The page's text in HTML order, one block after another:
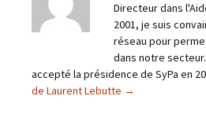
Directeur dans
2001, je suis
réseau pour
dans notre
accepté la présidence de SyPa en
de Laurent Lebutte →